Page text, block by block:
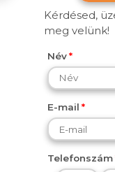
Kérdésed,
meg velünk!
Név
E-mail
Telefonszám